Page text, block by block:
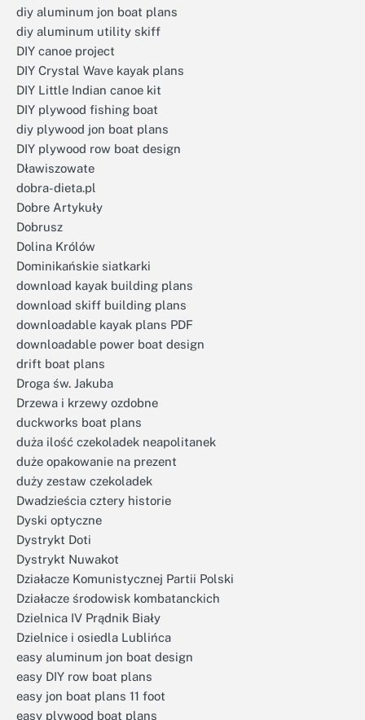
diy aluminum jon boat plans
diy aluminum utility skiff
DIY canoe project
DIY Crystal Wave kayak plans
DIY Little Indian canoe kit
DIY plywood fishing boat
diy plywood jon boat plans
DIY plywood row boat design
Dławiszowate
dobra-dieta.pl
Dobre Artykuły
Dobrusz
Dolina Królów
Dominikańskie siatkarki
download kayak building plans
download skiff building plans
downloadable kayak plans PDF
downloadable power boat design
drift boat plans
Droga św. Jakuba
Drzewa i krzewy ozdobne
duckworks boat plans
duża ilość czekoladek neapolitanek
duże opakowanie na prezent
duży zestaw czekoladek
Dwadzieścia cztery historie
Dyski optyczne
Dystrykt Doti
Dystrykt Nuwakot
Działacze Komunistycznej Partii Polski
Działacze środowisk kombatanckich
Dzielnica IV Prądnik Biały
Dzielnice i osiedla Lublińca
easy aluminum jon boat design
easy DIY row boat plans
easy jon boat plans 11 foot
easy plywood boat plans